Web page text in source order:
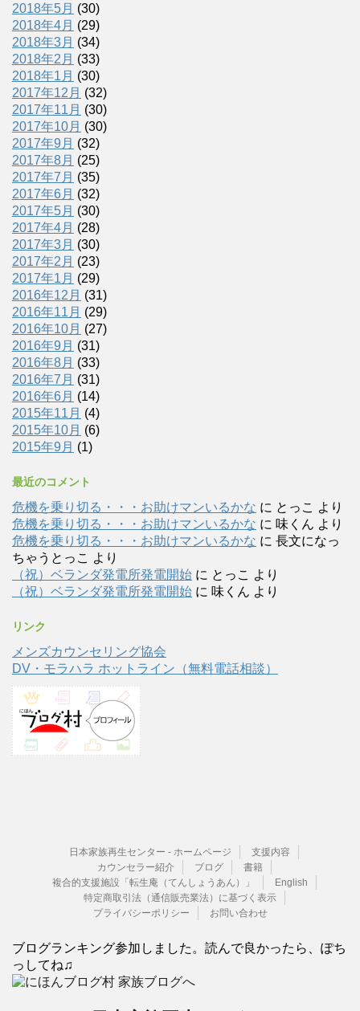
2018年5月 (30)
2018年4月 (29)
2018年3月 (34)
2018年2月 (33)
2018年1月 (30)
2017年12月 (32)
2017年11月 (30)
2017年10月 (30)
2017年9月 (32)
2017年8月 (25)
2017年7月 (35)
2017年6月 (32)
2017年5月 (30)
2017年4月 (28)
2017年3月 (30)
2017年2月 (23)
2017年1月 (29)
2016年12月 (31)
2016年11月 (29)
2016年10月 (27)
2016年9月 (31)
2016年8月 (33)
2016年7月 (31)
2016年6月 (14)
2015年11月 (4)
2015年10月 (6)
2015年9月 (1)
最近のコメント
危機を乗り切る・・・お助けマンいるかな に とっこ より
危機を乗り切る・・・お助けマンいるかな に 味くん より
危機を乗り切る・・・お助けマンいるかな に 長文になっ
ちゃうとっこ より
（祝）ベランダ発電所発電開始 に とっこ より
（祝）ベランダ発電所発電開始 に 味くん より
リンク
メンズカウンセリング協会
DV・モラハラ ホットライン（無料電話相談）
日本家族再生センター - ホームページ
支援内容
カウンセラー紹介
ブログ
書籍
複合的支援施設「転生庵（てんしょうあん）」
English
特定商取引法（通信販売業法）に基づく表示
プライバシーポリシー
お問い合わせ
ブログランキング参加しました。読んで良かったら、ぽち
っしてね♫